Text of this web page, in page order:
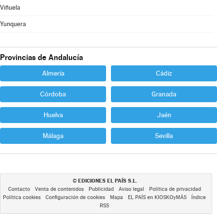
Viñuela
Yunquera
Provincias de Andalucía
Almería Cádiz
Córdoba Granada
Huelva Jaén
Málaga Sevilla
© EDICIONES EL PAÍS S.L.
Contacto Venta de contenidos Publicidad Aviso legal
Política de privacidad
Política cookies
Configuración de cookies Mapa EL PAÍS en KIOSKOyMÁS
Índice
RSS